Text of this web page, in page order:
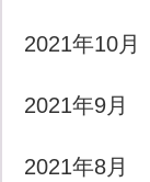
2021年10月
2021年9月
2021年8月